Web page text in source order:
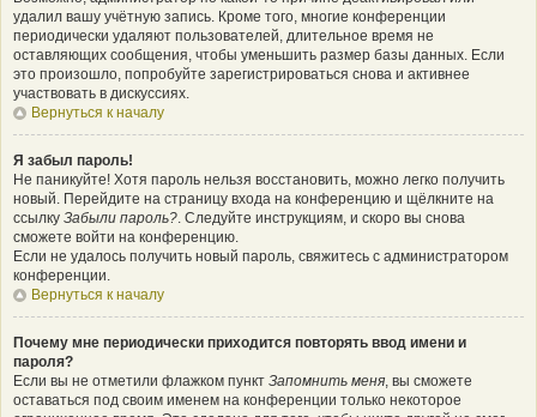
удалил вашу учётную запись. Кроме того, многие конференции
периодически удаляют пользователей, длительное время не
оставляющих сообщения, чтобы уменьшить размер базы данных. Если
это произошло, попробуйте зарегистрироваться снова и активнее
участвовать в дискуссиях.
Вернуться к началу
Я забыл пароль!
Не паникуйте! Хотя пароль нельзя восстановить, можно легко получить
новый. Перейдите на страницу входа на конференцию и щёлкните на
ссылку Забыли пароль?. Следуйте инструкциям, и скоро вы снова
сможете войти на конференцию.
Если не удалось получить новый пароль, свяжитесь с администратором
конференции.
Вернуться к началу
Почему мне периодически приходится повторять ввод имени и
пароля?
Если вы не отметили флажком пункт Запомнить меня, вы сможете
оставаться под своим именем на конференции только некоторое